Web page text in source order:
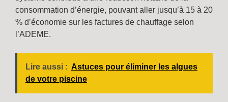
consommation d’énergie, pouvant aller jusqu’à 15 à 20
% d’économie sur les factures de chauffage selon
l’ADEME.
Lire aussi : Astuces pour éliminer les algues
de votre piscine